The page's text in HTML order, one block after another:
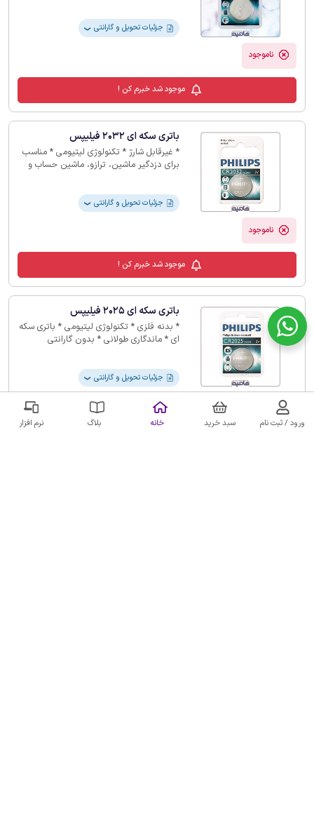
جزئیات تحویل و گارانتی ❯
ناموجود
موجود شد خبرم کن !
باتری سکه ای 2032 فیلیپس
* غیرقابل شارژ * تکنولوژی لیتیومی * مناسب
برای دزدگیر ماشین، ترازو، ماشین حساب و
جزئیات تحویل و گارانتی ❯
ناموجود
موجود شد خبرم کن !
باتری سکه ای 2025 فیلیپس
* بدنه فلزی * تکنولوژی لیتیومی * باتری سکه
ای * ماندگاری طولانی * بدون گارانتی
جزئیات تحویل و گارانتی ❯
ورود / ثبت نام سبد خرید خانه بلاگ نرم افزار